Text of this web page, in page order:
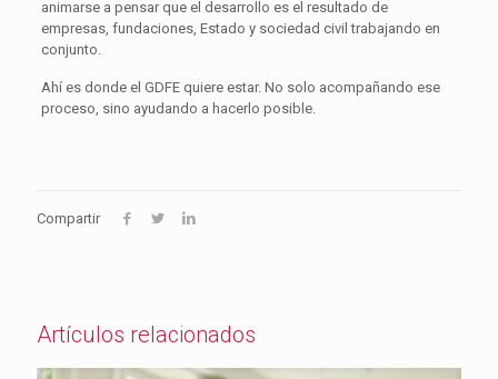
animarse a pensar que el desarrollo es el resultado de
empresas, fundaciones, Estado y sociedad civil trabajando en
conjunto.
Ahí es donde el GDFE quiere estar. No solo acompañando ese
proceso, sino ayudando a hacerlo posible.
Compartir
Artículos relacionados